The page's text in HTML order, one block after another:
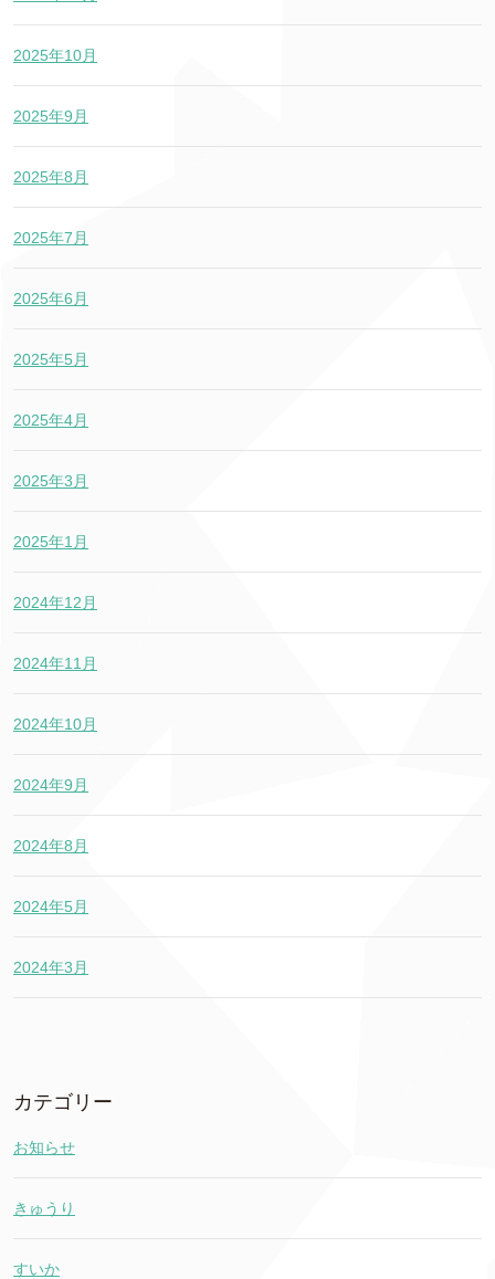
2025年10月
2025年9月
2025年8月
2025年7月
2025年6月
2025年5月
2025年4月
2025年3月
2025年1月
2024年12月
2024年11月
2024年10月
2024年9月
2024年8月
2024年5月
2024年3月
カテゴリー
お知らせ
きゅうり
すいか